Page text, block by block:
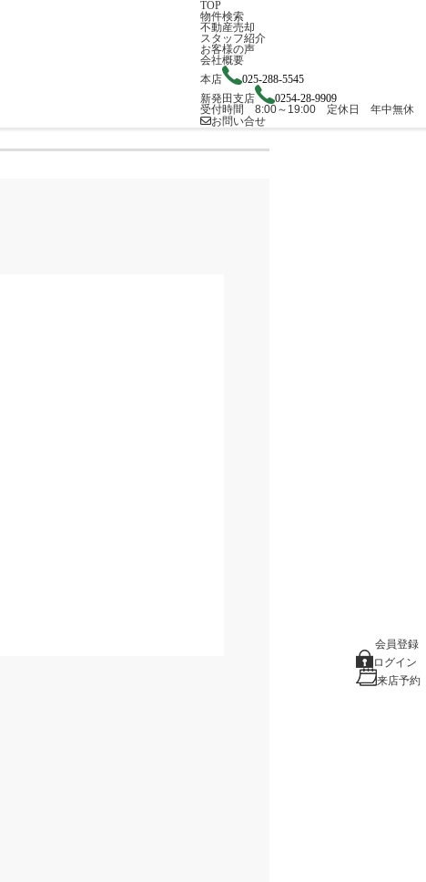
TOP
物件検索
不動産売却
スタッフ紹介
お客様の声
会社概要
本店
025-288-5545
新発田支店
0254-28-9909
受付時間 8:00～19:00 定休日 年中無休
お問い合せ
会員登録
ログイン
来店予約